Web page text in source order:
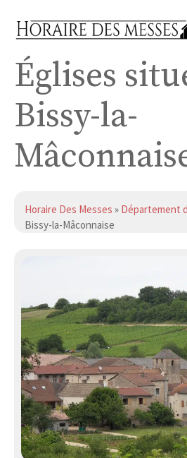
Églises
Bissy-la-
Horaire Des Messes » Département
Bissy-la-Mâconnaise